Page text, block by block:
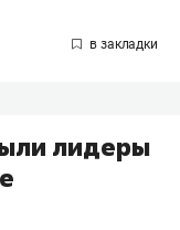
лидеры